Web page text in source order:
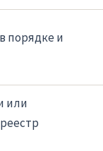
порядке и
или